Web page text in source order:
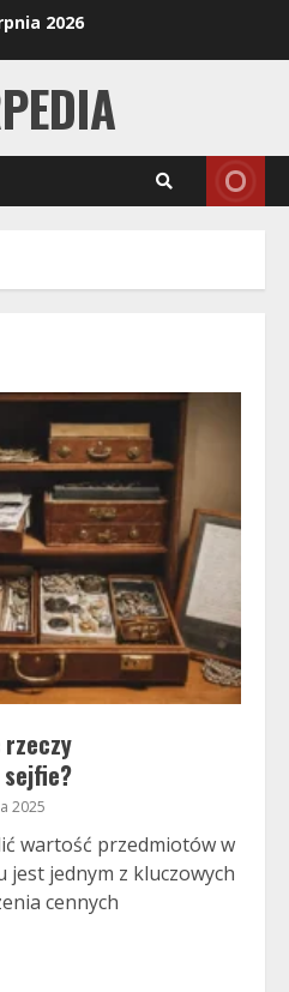
2026
sejfie?
2025
wartość przedmiotów w
jest jednym z kluczowych
cennych